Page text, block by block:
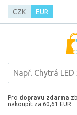
CZK EUR
Pro dopravu zdarma
nakoupit za 60,61 EUR